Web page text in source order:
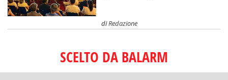
diRedazione
SCELTO DA BALARM